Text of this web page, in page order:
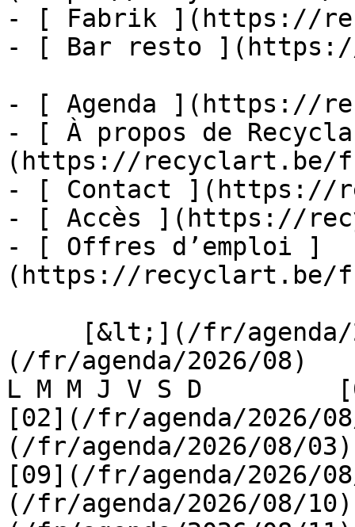
- [ Fabrik ](https://
- [ Bar resto
- [ Agenda ](https://
- [ À propos de
(https://recyclart.be/
- [ Contact ](https://
- [ Accès ](https://
- [ Offres d’emploi ]
(https://recyclart.be/
(/fr/agenda/2026/08)
L M M J V S D
[02](/fr/agenda/2026/
(/fr/agenda/2026/08/
[09](/fr/agenda/2026/
(/fr/agenda/2026/08/